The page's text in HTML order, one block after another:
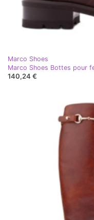
Marco Shoes
Marco Shoes Bottes pour
140,24 €